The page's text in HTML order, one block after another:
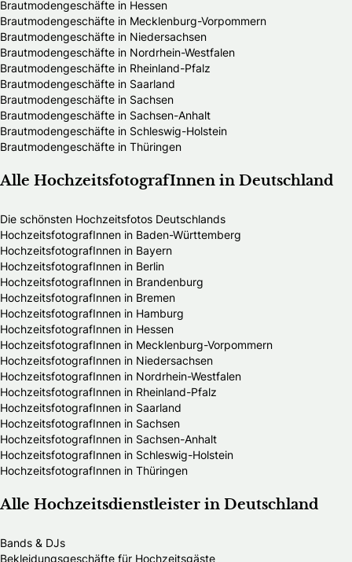
Brautmodengeschäfte in Hessen
Brautmodengeschäfte in Mecklenburg-Vorpommern
Brautmodengeschäfte in Niedersachsen
Brautmodengeschäfte in Nordrhein-Westfalen
Brautmodengeschäfte in Rheinland-Pfalz
Brautmodengeschäfte in Saarland
Brautmodengeschäfte in Sachsen
Brautmodengeschäfte in Sachsen-Anhalt
Brautmodengeschäfte in Schleswig-Holstein
Brautmodengeschäfte in Thüringen
Alle HochzeitsfotografInnen in Deutschland
Die schönsten Hochzeitsfotos Deutschlands
HochzeitsfotografInnen in Baden-Württemberg
HochzeitsfotografInnen in Bayern
HochzeitsfotografInnen in Berlin
HochzeitsfotografInnen in Brandenburg
HochzeitsfotografInnen in Bremen
HochzeitsfotografInnen in Hamburg
HochzeitsfotografInnen in Hessen
HochzeitsfotografInnen in Mecklenburg-Vorpommern
HochzeitsfotografInnen in Niedersachsen
HochzeitsfotografInnen in Nordrhein-Westfalen
HochzeitsfotografInnen in Rheinland-Pfalz
HochzeitsfotografInnen in Saarland
HochzeitsfotografInnen in Sachsen
HochzeitsfotografInnen in Sachsen-Anhalt
HochzeitsfotografInnen in Schleswig-Holstein
HochzeitsfotografInnen in Thüringen
Alle Hochzeitsdienstleister in Deutschland
Bands & DJs
Bekleidungsgeschäfte für Hochzeitsgäste